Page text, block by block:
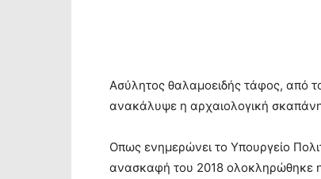
Ασύλητος θαλαμοειδής τάφος, από
ανακάλυψε η αρχαιολογική
Οπως ενημερώνει το Υπουργείο
ανασκαφή του 2018 ολοκληρώθηκε